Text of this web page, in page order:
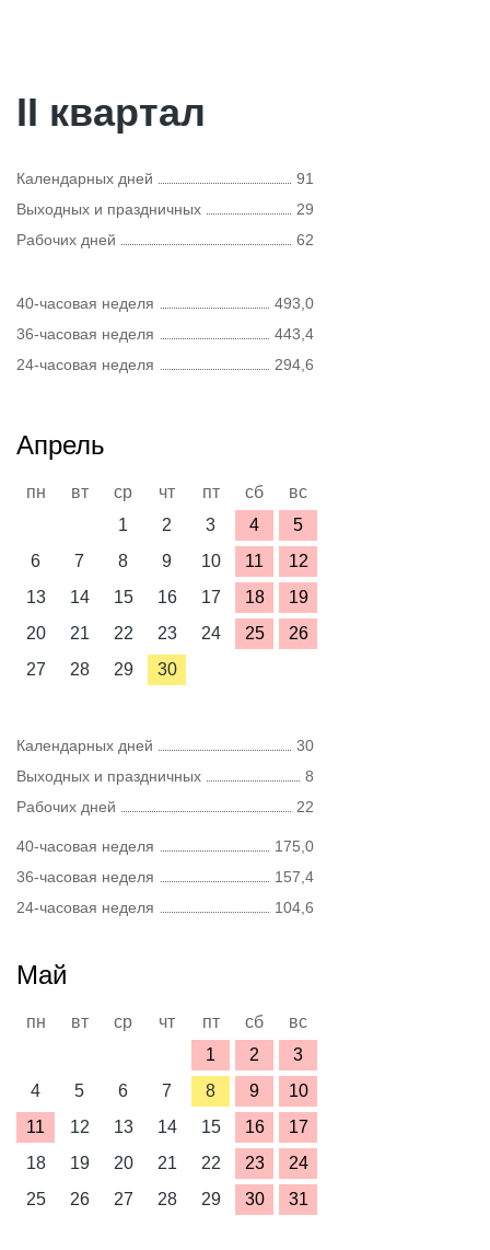
II квартал
Календарных дней
91
Выходных и праздничных
29
Рабочих дней
62
40-часовая неделя
493,0
36-часовая неделя
443,4
24-часовая неделя
294,6
Апрель
пн вт ср чт пт сб
вс
1
2 3 4
5
6
7 8 9 10 11
12
13
14 15 16 17 18
19
20
21 22 23 24 25
26
27
28 29 30
Календарных дней
30
Выходных и праздничных
8
Рабочих дней
22
40-часовая неделя
175,0
36-часовая неделя
157,4
24-часовая неделя
104,6
Май
пн вт ср чт пт сб
вс
1
2
3
4
5 6 7 8 9
10
11
12 13 14 15 16
17
18
19 20 21 22 23
24
25
26 27 28 29 30 31